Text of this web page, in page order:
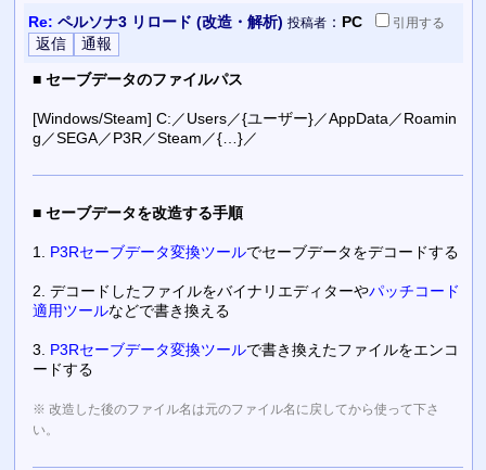
Re: ペルソナ3 リロード (改造・解析) 投稿者： PC 引用する
■ セーブデータのファイルパス
[Windows/Steam] C:／Users／{ユーザー}／AppData／Roamin
g／SEGA／P3R／Steam／{…}／
■ セーブデータを改造する手順
1. P3Rセーブデータ変換ツールでセーブデータをデコードする
2. デコードしたファイルをバイナリエディターやパッチコード
適用ツールなどで書き換える
3. P3Rセーブデータ変換ツールで書き換えたファイルをエンコ
ードする
※ 改造した後のファイル名は元のファイル名に戻してから使って下さ
い。